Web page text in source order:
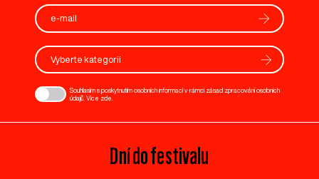
Vyberte kategorii
Souhlasím s poskytnutím osobních informací v rámci zásad zpracování osobních
údajů. Více zde
Dní do festivalu